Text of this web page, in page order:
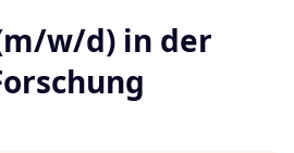
w/d) in der